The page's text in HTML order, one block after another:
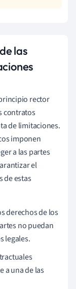
las
rector
contratos
de limitaciones.
imponen
a las partes
el
de estas
derechos de los
no puedan
legales.
a una de las